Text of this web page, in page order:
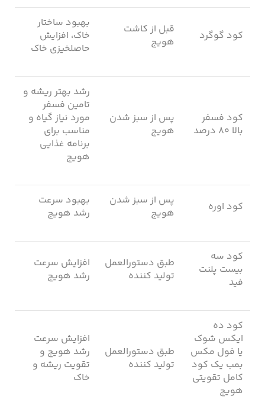
کود گوگرد
قبل از کاشت
هویج
بهبود ساختار
خاک، افزایش
حاصلخیزی خاک
کود فسفر
بالا ۸۰ درصد
پس از سبز شدن
هویج
رشد بهتر ریشه و
تامین فسفر
مورد نیاز گیاه و
مناسب برای
برنامه غذایی
هویج
کود اوره
پس از سبز شدن
هویج
بهبود سرعت
رشد هویج
کود سه
بیست پلنت
فید
طبق دستورالعمل
تولید کننده
افزایش سرعت
رشد هویج
کود ده
ایکس شوک
یا فول مکس
بمب یک کود
کامل تقویتی
هویج
طبق دستورالعمل
تولید کننده
افزایش سرعت
رشد هویج و
تقویت ریشه و
خاک